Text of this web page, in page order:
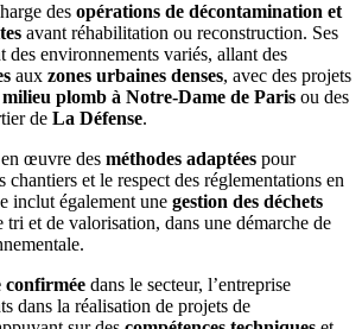
des opérations de décontamination et
avant réhabilitation ou reconstruction. Ses
des environnements variés, allant des
aux zones urbaines denses, avec des projets
plomb à Notre-Dame de Paris ou des
de La Défense.
œuvre des méthodes adaptées pour
chantiers et le respect des réglementations en
inclut également une gestion des déchets
tri et de valorisation, dans une démarche de
confirmée dans le secteur, l’entreprise
dans la réalisation de projets de